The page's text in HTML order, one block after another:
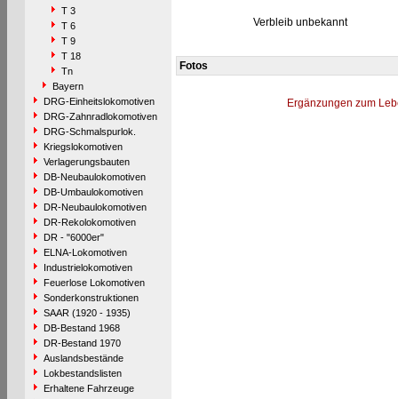
T 3
T 6
T 9
T 18
Tn
Bayern
DRG-Einheitslokomotiven
DRG-Zahnradlokomotiven
DRG-Schmalspurlok.
Kriegslokomotiven
Verlagerungsbauten
DB-Neubaulokomotiven
DB-Umbaulokomotiven
DR-Neubaulokomotiven
DR-Rekolokomotiven
DR - "6000er"
ELNA-Lokomotiven
Industrielokomotiven
Feuerlose Lokomotiven
Sonderkonstruktionen
SAAR (1920 - 1935)
DB-Bestand 1968
DR-Bestand 1970
Auslandsbestände
Lokbestandslisten
Erhaltene Fahrzeuge
Verbleib unbekannt
Fotos
Ergänzungen zum